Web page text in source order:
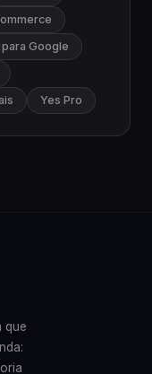
Google
Yes Pro
que